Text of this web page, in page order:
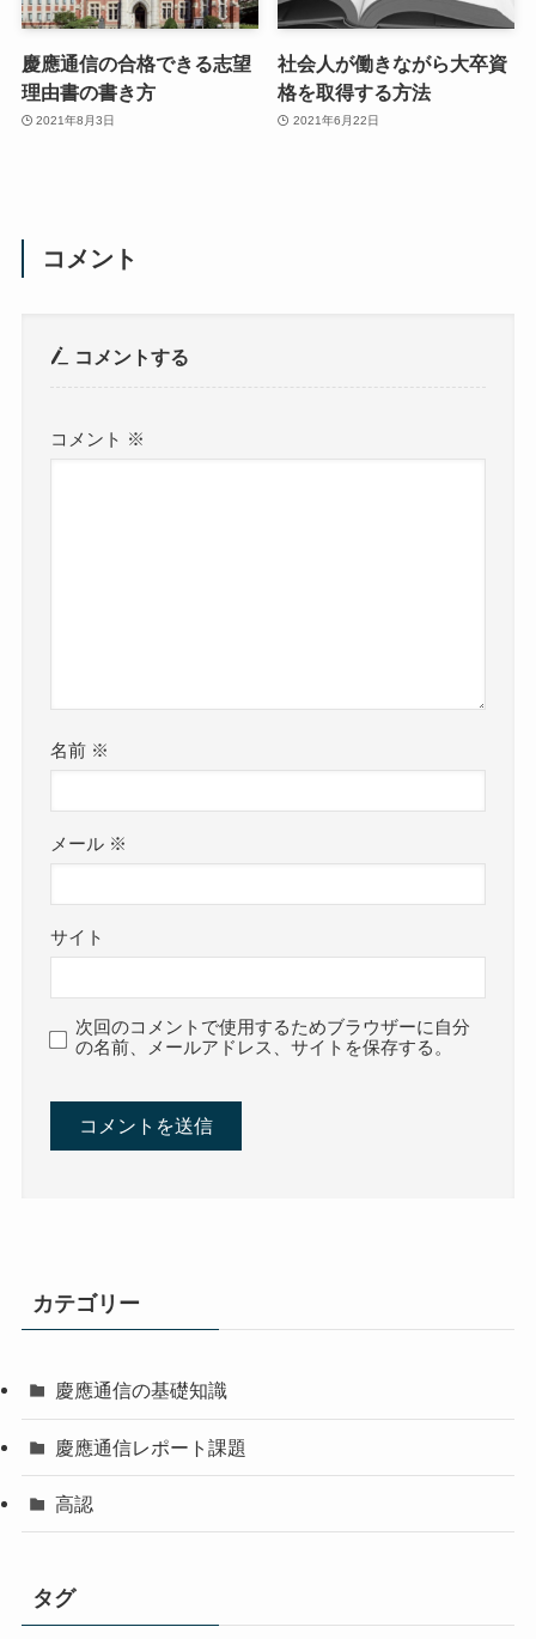
慶應通信の合格できる志望
理由書の書き方
2021年8月3日
社会人が働きながら大卒資
格を取得する方法
2021年6月22日
コメント
コメントする
コメント ※
名前 ※
メール ※
サイト
次回のコメントで使用するためブラウザーに自分
の名前、メールアドレス、サイトを保存する。
カテゴリー
慶應通信の基礎知識
慶應通信レポート課題
高認
タグ